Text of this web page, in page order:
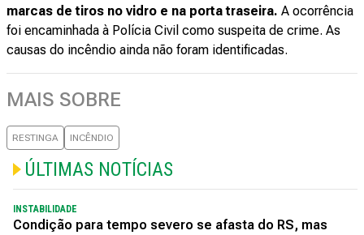
marcas de tiros no vidro e na porta traseira. A ocorrência
foi encaminhada à Polícia Civil como suspeita de crime. As
causas do incêndio ainda não foram identificadas.
MAIS SOBRE
RESTINGA INCÊNDIO
ÚLTIMAS NOTÍCIAS
INSTABILIDADE
Condição para tempo severo se afasta do RS, mas